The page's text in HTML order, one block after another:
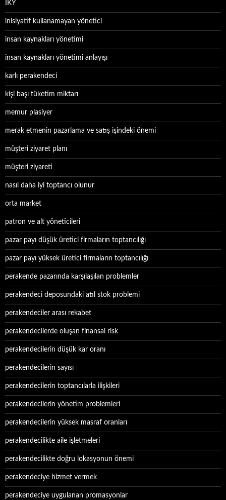
İKY
inisiyatif kullanamayan yönetici
insan kaynakları yönetimi
insan kaynakları yönetimi anlayışı
karlı perakendeci
kişi başı tüketim miktarı
memur plasiyer
merak etmenin pazarlama ve satış işindeki önemi
müşteri ziyaret planı
müşteri ziyareti
nasıl daha iyi toptancı olunur
orta market
patron ve alt yöneticileri
pazar payı düşük üretici firmaların toptancılığı
pazar payı yüksek üretici firmaların toptancılığı
perakende pazarında karşılaşılan problemler
perakendeci deposundaki atıl stok problemi
perakendeciler arası rekabet
perakendecilerde oluşan finansal risk
perakendecilerin düşük kar oranı
perakendecilerin sayısı
perakendecilerin toptancılarla ilişkileri
perakendecilerin yönetim problemleri
perakendecilerin yüksek masraf oranları
perakendecilikte aile işletmeleri
perakendecilikte doğru lokasyonun önemi
perakendeciye hizmet vermek
perakendeciye uygulanan promasyonlar